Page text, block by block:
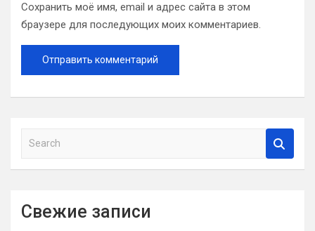
Сохранить моё имя, email и адрес сайта в этом
браузере для последующих моих комментариев.
a
c
Свежие записи